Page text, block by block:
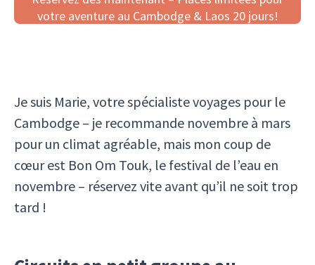
leur professionnalisme. Christiane &
André
votre aventure au Cambodge & Laos 20 jours!
Je suis Marie, votre spécialiste voyages pour le
Cambodge – je recommande novembre à mars
pour un climat agréable, mais mon coup de
cœur est Bon Om Touk, le festival de l’eau en
novembre – réservez vite avant qu’il ne soit trop
tard !